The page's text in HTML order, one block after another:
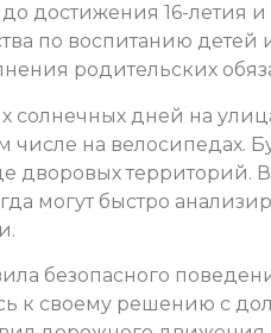
до достижения 16-летия
по воспитанию
родительских
солнечных дней на
числе на велосипедах.
дворовых территорий.
могут быстро
безопасного
к своему решению с